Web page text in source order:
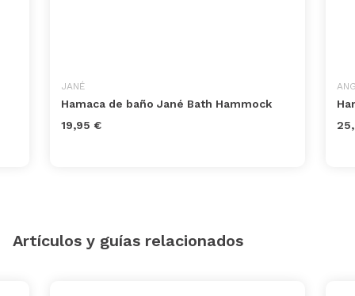
JANÉ
Hamaca de baño Jané Bath Hammock
19,95 €
Artículos y guías relacionados